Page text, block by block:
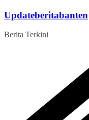
Skip
content
Updateberitabanten
Berita Terkini